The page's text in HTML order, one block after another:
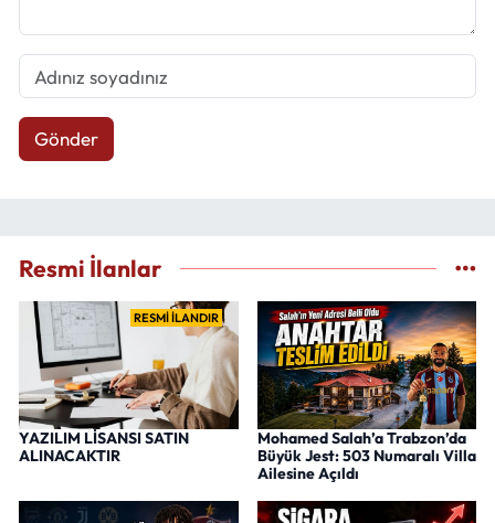
Gönder
Resmi İlanlar
RESMİ İLANDIR
YAZILIM LİSANSI SATIN
ALINACAKTIR
Mohamed Salah’a Trabzon’da
Büyük Jest: 503 Numaralı Villa
Ailesine Açıldı